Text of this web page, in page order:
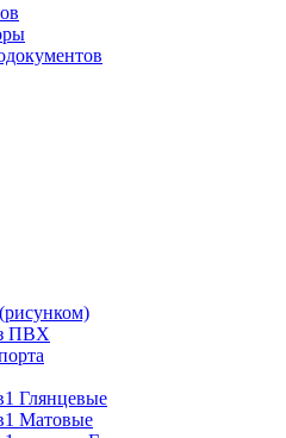
ПВХ
Глянцевые
Матовые